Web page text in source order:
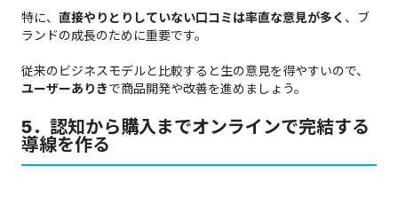
特に、 直接やりとりしていない口コミは率直な意見が多く 、ブ
ランドの成長のために重要です。
従来のビジネスモデルと比較すると生の意見を得やすいので、
ユーザーありきで商品開発や改善を進めましょう。
5．認知から購入までオンラインで完結する
導線を作る